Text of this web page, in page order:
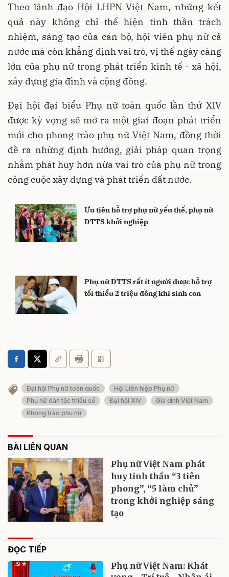
Theo lãnh đạo Hội LHPN Việt Nam, những kết
quả này không chỉ thể hiện tinh thần trách
nhiệm, sáng tạo của cán bộ, hội viên phụ nữ cả
nước mà còn khẳng định vai trò, vị thế ngày càng
lớn của phụ nữ trong phát triển kinh tế - xã hội,
xây dựng gia đình và cộng đồng.
Đại hội đại biểu Phụ nữ toàn quốc lần thứ XIV
được kỳ vọng sẽ mở ra một giai đoạn phát triển
mới cho phong trào phụ nữ Việt Nam, đồng thời
đề ra những định hướng, giải pháp quan trọng
nhằm phát huy hơn nữa vai trò của phụ nữ trong
công cuộc xây dựng và phát triển đất nước.
Ưu tiên hỗ trợ phụ nữ yếu thế, phụ nữ
DTTS khởi nghiệp
Phụ nữ DTTS rất ít người được hỗ trợ
tối thiểu 2 triệu đồng khi sinh con
Đại hội Phụ nữ toàn quốc
Hội Liên hiệp Phụ nữ
Phụ nữ dân tộc thiểu số
Đại hội XIV
Gia đình Việt Nam
Phong trào phụ nữ
BÀI LIÊN QUAN
Phụ nữ Việt Nam phát
huy tinh thần “3 tiên
phong”, “5 làm chủ”
trong khởi nghiệp sáng
tạo
ĐỌC TIẾP
Phụ nữ Việt Nam: Khát